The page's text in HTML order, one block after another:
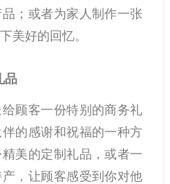
；或者为家人制作一张
美好的回忆。
品
顾客一份特别的商务礼
的感谢和祝福的一种方
美的定制礼品，或者一
，让顾客感受到你对他